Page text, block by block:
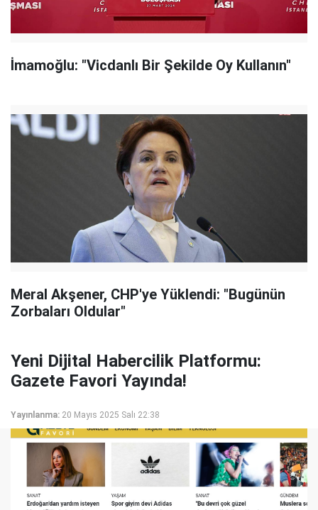
İmamoğlu: "Vicdanlı Bir Şekilde Oy Kullanın"
Meral Akşener, CHP'ye Yüklendi: "Bugünün
Zorbaları Oldular"
Yeni Dijital Habercilik Platformu:
Gazete Favori Yayında!
Yayınlanma: 20 Mayıs 2025 Salı 22:38